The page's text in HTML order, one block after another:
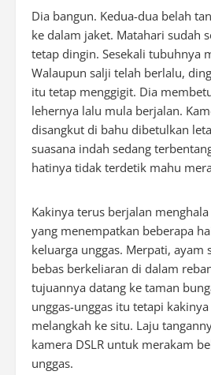
Dia bangun. Kedua-dua belah
ke dalam jaket. Matahari sudah
tetap dingin. Sesekali tubuhnya
Walaupun salji telah berlalu,
itu tetap menggigit. Dia
lehernya lalu mula berjalan.
disangkut di bahu dibetulkan
suasana indah sedang
hatinya tidak terdetik mahu
Kakinya terus berjalan
yang menempatkan beberapa
keluarga unggas. Merpati, ayam
bebas berkeliaran di dalam
tujuannya datang ke taman
unggas-unggas itu tetapi
melangkah ke situ. Laju
kamera DSLR untuk merakam
unggas.